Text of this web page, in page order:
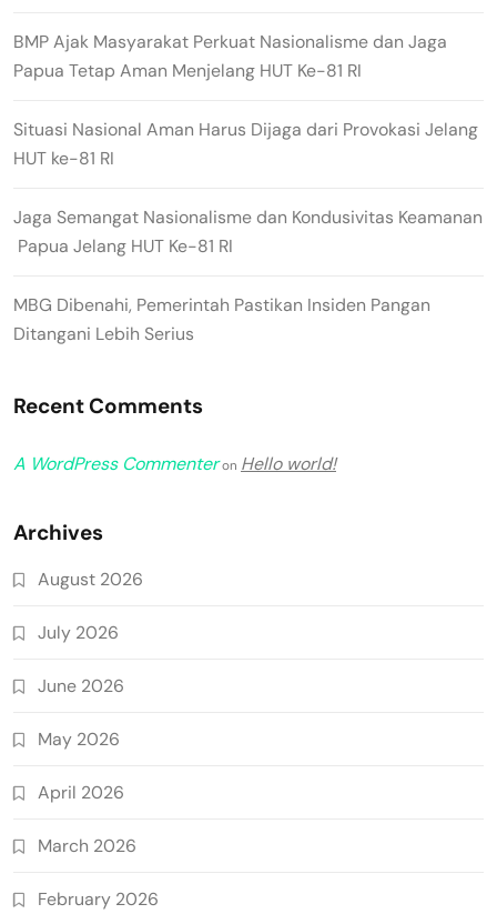
BMP Ajak Masyarakat Perkuat Nasionalisme dan Jaga
Papua Tetap Aman Menjelang HUT Ke-81 RI
Situasi Nasional Aman Harus Dijaga dari Provokasi Jelang
HUT ke-81 RI
Jaga Semangat Nasionalisme dan Kondusivitas Keamanan
Papua Jelang HUT Ke-81 RI
MBG Dibenahi, Pemerintah Pastikan Insiden Pangan
Ditangani Lebih Serius
Recent Comments
A WordPress Commenteron Hello world!
Archives
August 2026
July 2026
June 2026
May 2026
April 2026
March 2026
February 2026